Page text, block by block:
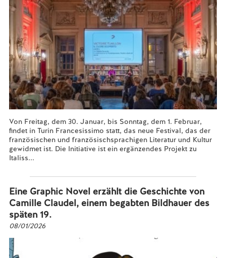
Von Freitag, dem 30. Januar, bis Sonntag, dem 1. Februar,
findet in Turin Francesissimo statt, das neue Festival, das der
französischen und französischsprachigen Literatur und Kultur
gewidmet ist. Die Initiative ist ein ergänzendes Projekt zu
Italiss...
Eine Graphic Novel erzählt die Geschichte von
Camille Claudel, einem begabten Bildhauer des
späten 19.
08/01/2026